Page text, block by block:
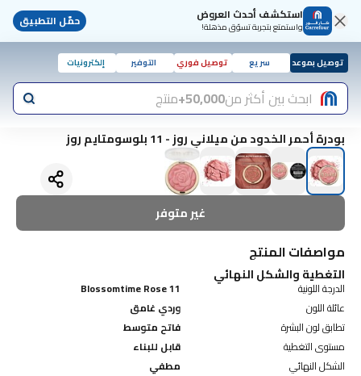
استكشف أحدث العروض
واستمتع بتجربة تسوّق مذهلة! حمّل التطبيق
توصيل بموعد سريع توصيل فوري التوفير إلكترونيات
ابحث بين أكثر من50,000+ منتج
بودرة أحمر الخدود من ميلاني روز - 11 بلوسومتايم روز
غير متوفر
مواصفات المنتج
التغطية والشكل النهائي
الدرجة اللونية
11 Blossomtime Rose
عائلة اللون
وردي غامق
تطابق لون البشرة
فاتح متوسط
مستوى التغطية
قابل للبناء
الشكل النهائي
مطفي